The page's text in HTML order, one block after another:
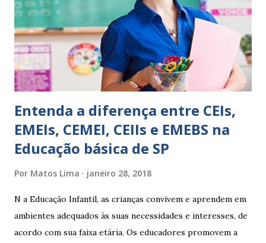
conceitos, está em fase de aprendizado. Não tem limites
Apresenta dificuldades de auto-regulação, pois… É nervoso
Ainda não desenvolveu habilidades para convívio no
ambiente...
Entenda a diferença entre CEIs,
EMEIs, CEMEI, CEIIs e EMEBS na
Educação básica de SP
Por Matos Lima janeiro 28, 2018
N a Educação Infantil, as crianças convivem e aprendem em
ambientes adequados às suas necessidades e interesses, de
acordo com sua faixa etária. Os educadores promovem a